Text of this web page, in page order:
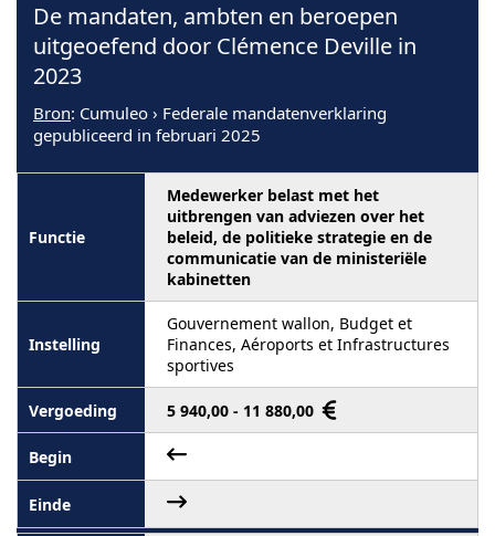
De mandaten, ambten en beroepen
uitgeoefend door Clémence Deville in
2023
Bron: Cumuleo › Federale mandatenverklaring
gepubliceerd in februari 2025
Medewerker belast met het
uitbrengen van adviezen over het
beleid, de politieke strategie en de
communicatie van de ministeriële
kabinetten
Gouvernement wallon, Budget et
Finances, Aéroports et Infrastructures
sportives
5 940,00 - 11 880,00